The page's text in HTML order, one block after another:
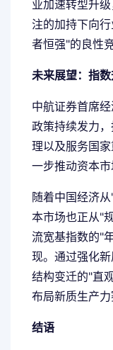
业加速转型升
注的加持下向
者恒强"的良性
未来展望：指
中航证券首席
政策持续发力
理以及服务国
一步推动资本
随着中国经济
本市场也正从"
流宽基指数的"
现。通过强化
结构变迁的"直
布局新质生产力
结语